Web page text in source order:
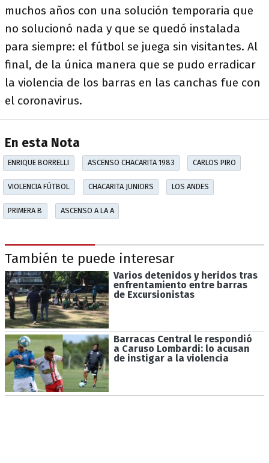
muchos años con una solución temporaria que
no solucionó nada y que se quedó instalada
para siempre: el fútbol se juega sin visitantes. Al
final, de la única manera que se pudo erradicar
la violencia de los barras en las canchas fue con
el coronavirus.
En esta Nota
ENRIQUE BORRELLI ASCENSO CHACARITA 1983 CARLOS PIRO
VIOLENCIA FÚTBOL CHACARITA JUNIORS LOS ANDES
PRIMERA B ASCENSO A LA A
También te puede interesar
Varios detenidos y heridos tras
enfrentamiento entre barras
de Excursionistas
Barracas Central le respondió
a Caruso Lombardi: lo acusan
de instigar a la violencia